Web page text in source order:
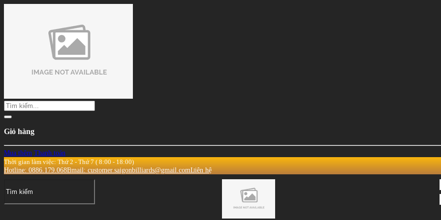
Giỏ hàng
Mua thêm Thanh toán
Thời gian làm việc: Thứ 2 - Thứ 7 ( 8:00 - 18:00)
Hotline: 0886.179.068Email: customer.saigonbilliards@gmail.comLiên hệ